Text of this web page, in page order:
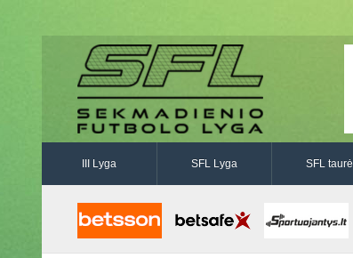
III Lyga SFL Lyga SFL taurė